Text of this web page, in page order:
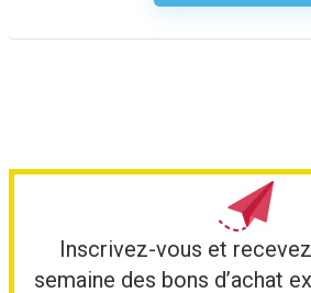
Inscrivez-vous et
semaine des bons d’achat